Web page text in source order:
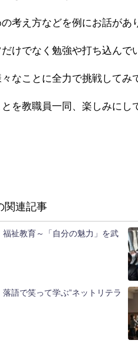
考え方などを例にお話があ
けでなく勉強や打ち込んで
なことに全力で挑戦してみ
を教職員一同、楽しみにし
関連記事
福祉教育～「自分の魅力」を武
落語で笑って学ぶ”ネットリテラ